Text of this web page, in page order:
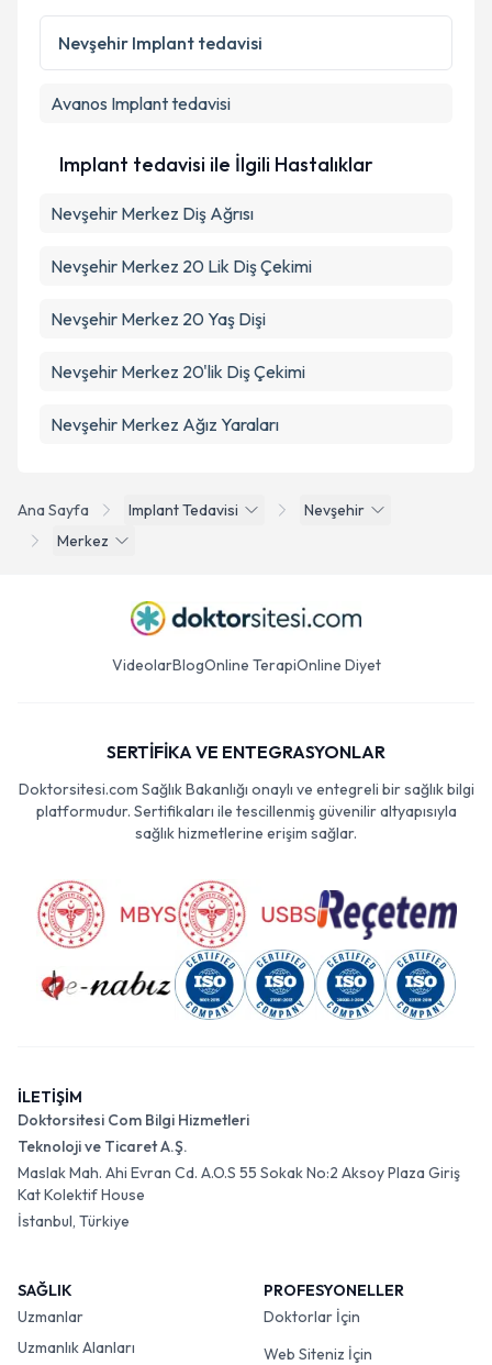
Ana Sayfa Implant Tedavisi
Nevşehir
Merkez
Nevşehir Implant tedavisi
Avanos Implant tedavisi
Implant tedavisi ile İlgili Hastalıklar
Nevşehir Merkez Diş Ağrısı
Nevşehir Merkez 20 Lik Diş Çekimi
Nevşehir Merkez 20 Yaş Dişi
Nevşehir Merkez 20'lik Diş Çekimi
Nevşehir Merkez Ağız Yaraları
VideolarBlogOnline TerapiOnline Diyet
SERTİFİKA VE ENTEGRASYONLAR
Doktorsitesi.com Sağlık Bakanlığı onaylı ve entegreli bir sağlık bilgi
platformudur. Sertifikaları ile tescillenmiş güvenilir altyapısıyla
sağlık hizmetlerine erişim sağlar.
İLETİŞİM
Doktorsitesi Com Bilgi Hizmetleri
Teknoloji ve Ticaret A.Ş.
Maslak Mah. Ahi Evran Cd. A.O.S 55 Sokak No:2 Aksoy Plaza Giriş
Kat Kolektif House
İstanbul, Türkiye
SAĞLIK
Uzmanlar
Uzmanlık Alanları
PROFESYONELLER
Doktorlar İçin
Web Siteniz İçin